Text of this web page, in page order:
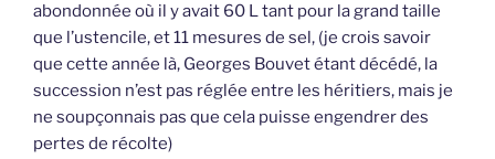
abondonnée où il y avait 60 L tant pour la grand taille
que l’ustencile, et 11 mesures de sel, (je crois savoir
que cette année là, Georges Bouvet étant décédé, la
succession n’est pas réglée entre les héritiers, mais je
ne soupçonnais pas que cela puisse engendrer des
pertes de récolte)